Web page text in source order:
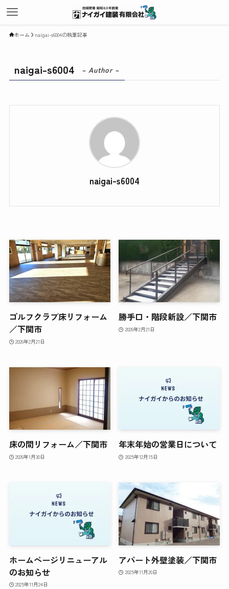
ホーム naigai-s6004の執筆記事
naigai-s6004 – Author –
naigai-s6004
ゴルフクラブ床リフォーム
／下関市
2026年2月21日
勝手口・階段新設／下関市
2026年2月21日
床の間リフォーム／下関市
2026年1月30日
年末年始の営業日について
2025年12月15日
ホームページリニューアル
のお知らせ
2025年11月24日
アパート外壁塗装／下関市
2025年11月20日